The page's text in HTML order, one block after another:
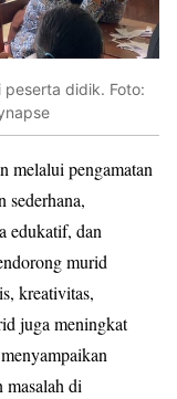
peserta didik. Foto:
melalui pengamatan
edukatif, dan
murid
kreativitas,
juga meningkat
masalah di